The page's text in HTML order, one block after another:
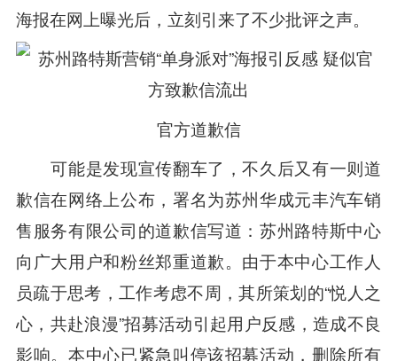
海报在网上曝光后，立刻引来了不少批评之声。
官方道歉信
可能是发现宣传翻车了，不久后又有一则道
歉信在网络上公布，署名为苏州华成元丰汽车销
售服务有限公司的道歉信写道：苏州路特斯中心
向广大用户和粉丝郑重道歉。由于本中心工作人
员疏于思考，工作考虑不周，其所策划的“悦人之
心，共赴浪漫”招募活动引起用户反感，造成不良
影响。本中心已紧急叫停该招募活动，删除所有